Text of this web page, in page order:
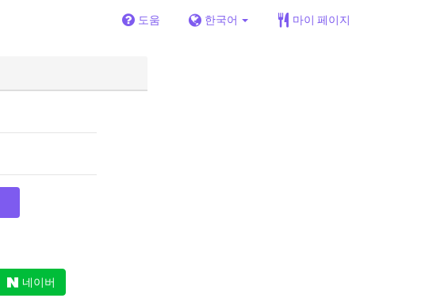
도움 한국어 마이 페이지
네이버